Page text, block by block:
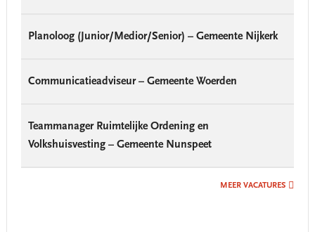
Planoloog (Junior/Medior/Senior) – Gemeente Nijkerk
Communicatieadviseur – Gemeente Woerden
Teammanager Ruimtelijke Ordening en
Volkshuisvesting – Gemeente Nunspeet
MEER VACATURES